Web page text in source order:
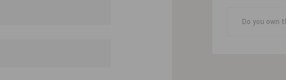
Do you own